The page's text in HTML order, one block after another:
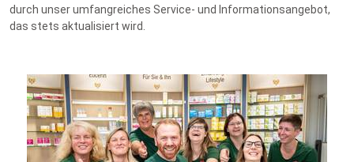
durch unser umfangreiches Service- und Informationsangebot,
das stets aktualisiert wird.